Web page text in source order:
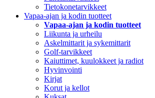
Tietokonetarvikkeet
Vapaa-ajan ja kodin tuotteet
Vapaa-ajan ja kodin tuotteet
Liikunta ja urheilu
Askelmittarit ja sykemittarit
Golf-tarvikkeet
Kaiuttimet, kuulokkeet ja radiot
Hyvinvointi
Kirjat
Korut ja kellot